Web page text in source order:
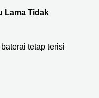
Lama Tidak
tetap terisi